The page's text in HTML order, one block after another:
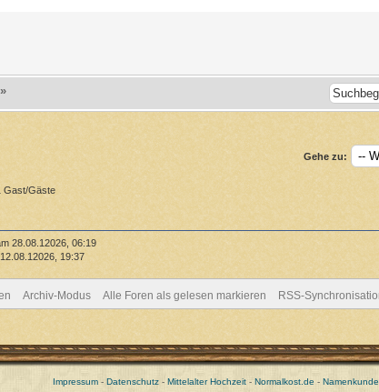
»
Gehe zu:
Gast/Gäste
28.08.12026, 06:19
19:37
Archiv-Modus Alle Foren als gelesen markieren RSS-
Impressum - Datenschutz - Mittelalter Hochzeit - Normalkost.de -